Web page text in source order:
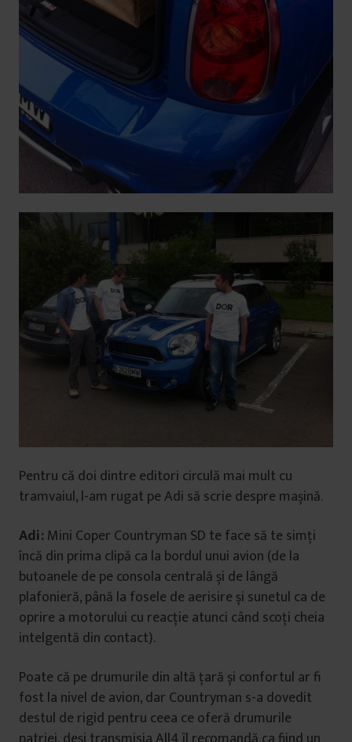
Pentru că doi dintre editori circulă mai mult cu
tramvaiul, l-am rugat pe Adi să scrie despre mașină.
Adi: Mini Coper Countryman SD te face să te simți
încă din prima clipă ca la bordul unui avion (de la
butoanele de pe consola centrală și de lângă
plafonieră, până la fosele de aerisire și sunetul ca de
oprire a motorului cu reacție atunci când scoți cheia
intelgentă din contact).
Poate că pe drumurile din altă țară și confortul ar fi
fost la nivel de avion, dar Countryman s-a dovedit
destul de rigid pentru ceea ce oferă drumurile